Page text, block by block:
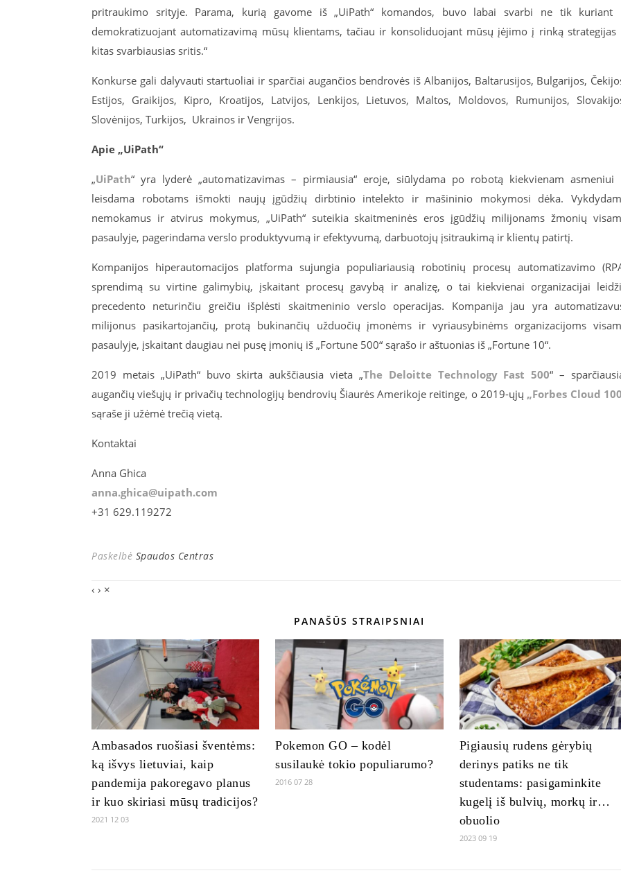
pritraukimo srityje. Parama, kurią gavome iš „UiPath“ komandos, buvo labai svarbi ne tik kuriant
demokratizuojant automatizavimą mūsų klientams, tačiau ir konsoliduojant mūsų įėjimo į rinką strategijas
kitas svarbiausias sritis.“
Konkurse gali dalyvauti startuoliai ir sparčiai augančios bendrovės iš Albanijos, Baltarusijos, Bulgarijos,
Estijos, Graikijos, Kipro, Kroatijos, Latvijos, Lenkijos, Lietuvos, Maltos, Moldovos, Rumunijos,
Slovėnijos, Turkijos, Ukrainos ir Vengrijos.
Apie „UiPath“
„UiPath“ yra lyderė „automatizavimas – pirmiausia“ eroje, siūlydama po robotą kiekvienam asmeniui
leisdama robotams išmokti naujų įgūdžių dirbtinio intelekto ir mašininio mokymosi dėka.
nemokamus ir atvirus mokymus, „UiPath“ suteikia skaitmeninės eros įgūdžių milijonams žmonių
pasaulyje, pagerindama verslo produktyvumą ir efektyvumą, darbuotojų įsitraukimą ir klientų patirtį.
Kompanijos hiperautomacijos platforma sujungia populiariausią robotinių procesų automatizavimo
sprendimą su virtine galimybių, įskaitant procesų gavybą ir analizę, o tai kiekvienai organizacijai
precedento neturinčiu greičiu išplėsti skaitmeninio verslo operacijas. Kompanija jau yra
milijonus pasikartojančių, protą bukinančių užduočių įmonėms ir vyriausybinėms organizacijoms
pasaulyje, įskaitant daugiau nei pusę įmonių iš „Fortune 500“ sąrašo ir aštuonias iš „Fortune 10“.
2019 metais „UiPath“ buvo skirta aukščiausia vieta „The Deloitte Technology Fast 500“ –
augančių viešųjų ir privačių technologijų bendrovių Šiaurės Amerikoje reitinge, o 2019-ųjų „Forbes Cloud
sąraše ji užėmė trečią vietą.
Kontaktai
Anna Ghica
anna.ghica@uipath.com
+31 629.119272
Paskelbė Spaudos Centras
‹ › ×
PANAŠŪS STRAIPSNIAI
Ambasados ruošiasi šventėms:
ką išvys lietuviai, kaip
pandemija pakoregavo planus
ir kuo skiriasi mūsų tradicijos?
2021 12 03
Pokemon GO – kodėl
susilaukė tokio populiarumo?
2016 07 28
Pigiausių rudens gėrybių
derinys patiks ne tik
studentams: pasigaminkite
kugelį iš bulvių, morkų ir…
obuolio
2023 09 19